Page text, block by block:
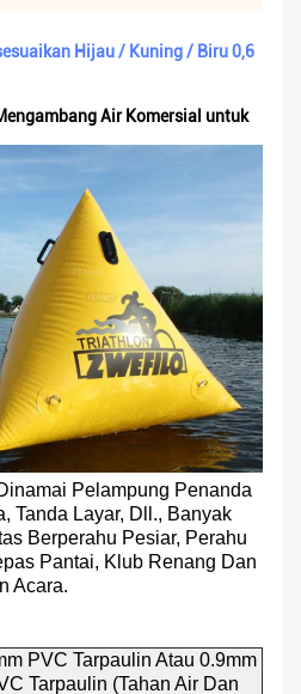
Hijau / Kuning / Biru 0,6
Air Komersial untuk
Pelampung Penanda
Tanda Layar, Dll., Banyak
Berperahu Pesiar, Perahu
Pantai, Klub Renang Dan
Acara.
PVC Tarpaulin Atau 0.9mm
Tarpaulin (tahan Air Dan